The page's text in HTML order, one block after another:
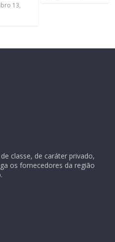
13,
classe, de caráter privado,
os fornecedores da região